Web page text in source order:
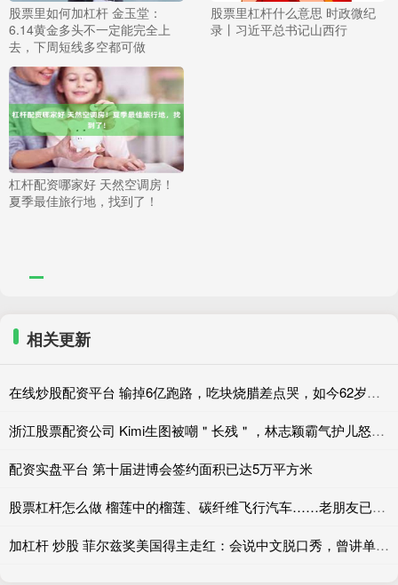
股票里如何加杠杆 金玉堂：
6.14黄金多头不一定能完全上
去，下周短线多空都可做
股票里杠杆什么意思 时政微纪
录丨习近平总书记山西行
杠杆配资哪家好 天然空调房！
夏季最佳旅行地，找到了！
相关更新
在线炒股配资平台 输掉6亿跑路，吃块烧腊差点哭，如今62岁在马来西亚吃几万块鱼
浙江股票配资公司 Kimi生图被嘲＂长残＂，林志颖霸气护儿怒怼：17岁身高已超爸！都是拍摄角度问题？
配资实盘平台 第十届进博会签约面积已达5万平方米
股票杠杆怎么做 榴莲中的榴莲、碳纤维飞行汽车……老朋友已在进博倒计时100天“抢跑”了！
加杠杆 炒股 菲尔兹奖美国得主走红：会说中文脱口秀，曾讲单田芳评书夺冠，儿子问“爸爸是不是出生在中国”